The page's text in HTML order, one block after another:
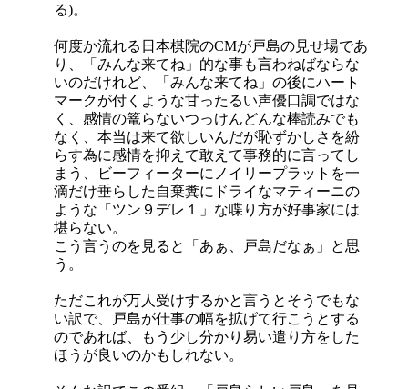
る)。
何度か流れる日本棋院のCMが戸島の見せ場であ
り、「みんな来てね」的な事も言わねばならな
いのだけれど、「みんな来てね」の後にハート
マークが付くような甘ったるい声優口調ではな
く、感情の篭らないつっけんどんな棒読みでも
なく、本当は来て欲しいんだが恥ずかしさを紛
らす為に感情を抑えて敢えて事務的に言ってし
まう、ビーフィーターにノイリープラットを一
滴だけ垂らした自棄糞にドライなマティーニの
ような「ツン９デレ１」な喋り方が好事家には
堪らない。
こう言うのを見ると「あぁ、戸島だなぁ」と思
う。
ただこれが万人受けするかと言うとそうでもな
い訳で、戸島が仕事の幅を拡げて行こうとする
のであれば、もう少し分かり易い遣り方をした
ほうが良いのかもしれない。